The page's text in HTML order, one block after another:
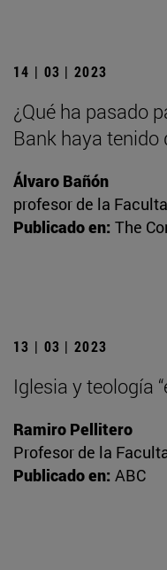
14 | 03 | 2023
¿Qué ha pasado
Bank haya tenido
Álvaro Bañón
profesor de la
Publicado en: The
13 | 03 | 2023
Iglesia y teología
Ramiro Pellitero
Profesor de la
Publicado en: ABC